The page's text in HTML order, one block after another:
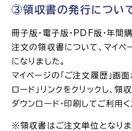
③領収書の発行につい
冊子版・電子版・PDF版・年間
注文の領収書について、マイペ
になりました。
マイページの「ご注文履歴」画
ロード」リンクをクリックし、
ダウンロード・印刷してご利用く
※領収書はご注文単位となりま